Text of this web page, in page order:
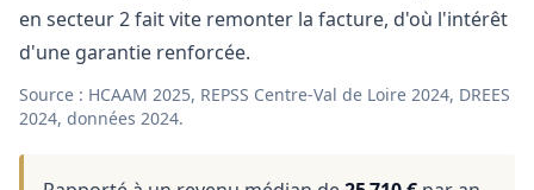
en secteur 2 fait vite remonter la facture, d'où l'intérêt
d'une garantie renforcée.
Source : HCAAM 2025, REPSS Centre-Val de Loire 2024, DREES
2024, données 2024.